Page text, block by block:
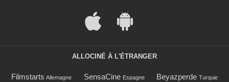
ALLOCINÉ À L'ÉTRANGER
Filmstarts Allemagne SensaCine Espagne Beyazperde Turquie